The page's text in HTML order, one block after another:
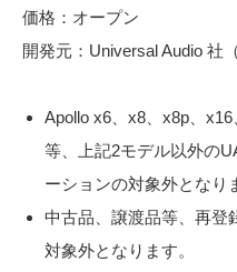
価格：オープン
開発元：Universal Audio 社
Apollo x6、x8、x8p、
等、上記2モデル以外の
ーションの対象外となり
中古品、譲渡品等、再登
対象外となります。